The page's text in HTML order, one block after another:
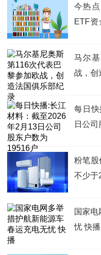
今热
ETF
马尔
战，创
每日
日公
粉笔股
不少于
国家
忧 快播